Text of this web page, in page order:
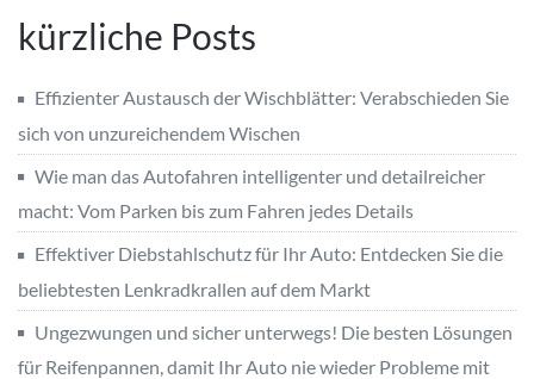
kürzliche Posts
Effizienter Austausch der Wischblätter: Verabschieden Sie
sich von unzureichendem Wischen
Wie man das Autofahren intelligenter und detailreicher
macht: Vom Parken bis zum Fahren jedes Details
Effektiver Diebstahlschutz für Ihr Auto: Entdecken Sie die
beliebtesten Lenkradkrallen auf dem Markt
Ungezwungen und sicher unterwegs! Die besten Lösungen
für Reifenpannen, damit Ihr Auto nie wieder Probleme mit